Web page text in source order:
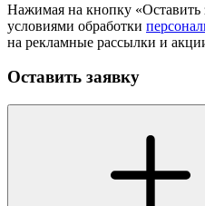
Нажимая на кнопку «Оставить
условиями обработки
на рекламные рассылки и
Оставить заявку